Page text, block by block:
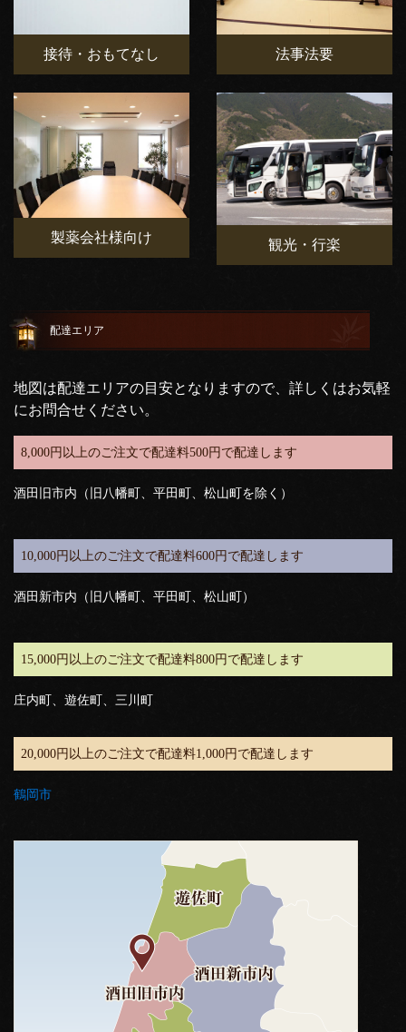
接待・おもてなし 法事法要
製薬会社様向け 観光・行楽
配達エリア
地図は配達エリアの目安となりますので、詳しくはお気軽
にお問合せください。
8,000円以上のご注文で配達料500円で配達します
酒田旧市内（旧八幡町、平田町、松山町を除く）
10,000円以上のご注文で配達料600円で配達します
酒田新市内（旧八幡町、平田町、松山町）
15,000円以上のご注文で配達料800円で配達します
庄内町、遊佐町、三川町
20,000円以上のご注文で配達料1,000円で配達します
鶴岡市